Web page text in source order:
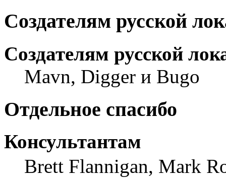
Создателям русской
Создателям русской
Mavn, Digger и Bugo
Отдельное спасибо
Консультантам
Brett Flannigan, Mark